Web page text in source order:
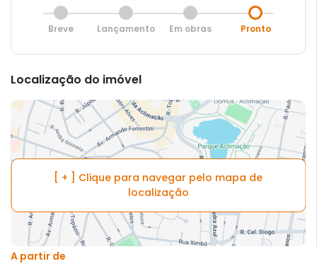
Breve Lançamento Em obras Pronto
Localização do imóvel
[ + ] Clique para navegar pelo mapa de
localização
A partir de